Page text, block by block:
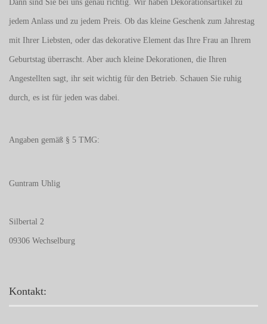
Dann sind Sie bei uns genau richtig. Wir haben Dekorationsartikel zu
jedem Anlass und zu jedem Preis. Ob das kleine Geschenk zum Jahrestag
mit Ihrer Liebsten, oder das dekorative Element das Ihre Frau an Ihrem
Geburtstag überrascht. Aber auch kleine Dekorationen, die Ihren
Angestellten sagt, ihr seit wichtig für den Betrieb. Schauen Sie ruhig
durch, es ist für jeden was dabei.
Angaben gemäß § 5 TMG:
Guntram Uhlig
Silbertal 2
09306 Wechselburg
Kontakt: